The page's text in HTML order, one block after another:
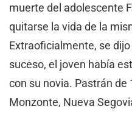
muerte del adolescente
quitarse la vida de la
Extraoficialmente, se
suceso, el joven había
con su novia. Pastrán de
Monzonte, Nueva